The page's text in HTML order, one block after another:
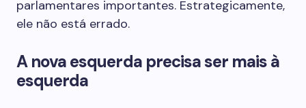
parlamentares importantes. Estrategicamente,
ele não está errado.
A nova esquerda precisa ser mais à
esquerda